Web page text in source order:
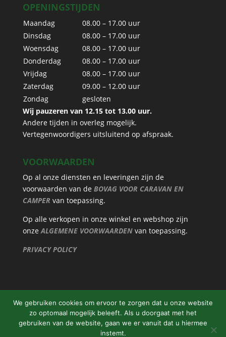
OPENINGSTIJDEN
Maandag
08.00 – 17.00 uur
Dinsdag
08.00 – 17.00 uur
Woensdag
08.00 – 17.00 uur
Donderdag
08.00 – 17.00 uur
Vrijdag
08.00 – 17.00 uur
Zaterdag
09.00 – 12.00 uur
Zondag
gesloten
Wij pauzeren van 12.15 tot 13.00 uur.
Andere tijden in overleg mogelijk.
Vertegenwoordigers uitsluitend op afspraak.
VOORWAARDEN
Op al onze diensten en leveringen zijn de
voorwaarden van de BOVAG VOOR CARAVAN EN
CAMPER van toepassing.
Op alle verkopen in onze winkel en webshop zijn
onzeALGEMENE VOORWAARDENvan toepassing.
PRIVACY POLICY
We gebruiken cookies om ervoor te zorgen dat u onze website
zo optomaal mogelijk beleeft. Als u doorgaat met het
gebruiken van de website, gaan we er vanuit dat u hiermee
instemt.